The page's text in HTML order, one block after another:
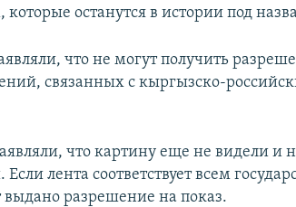
останутся в истории под
что не могут получить
связанных с кыргызско-
что картину еще не видели и
лента соответствует всем
выдано разрешение на показ.